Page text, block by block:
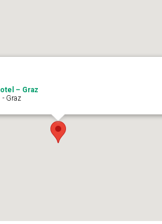
– Graz
Graz